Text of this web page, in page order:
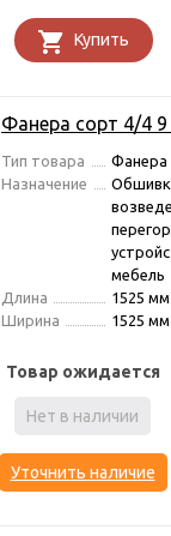
Купить
Фанера сорт 4/4
Тип товара
Фанера
Назначение
мебель
Длина
1525 мм
Ширина
1525 мм
Товар ожидается
Нет в наличии
Уточнить наличие